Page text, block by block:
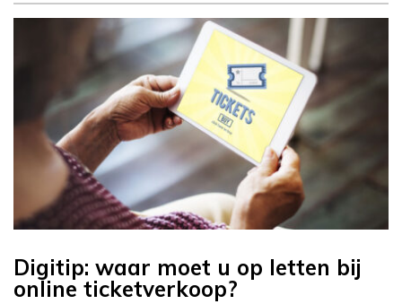
Digitip: waar moet u op letten bij
online ticketverkoop?